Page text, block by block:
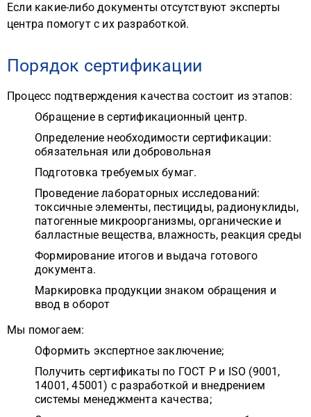
Если какие-либо документы отсутствуют эксперты
центра помогут с их разработкой.
Порядок сертификации
Процесс подтверждения качества состоит из этапов:
Обращение в сертификационный центр.
Определение необходимости сертификации:
обязательная или добровольная
Подготовка требуемых бумаг.
Проведение лабораторных исследований:
токсичные элементы, пестициды, радионуклиды,
патогенные микроорганизмы, органические и
балластные вещества, влажность, реакция среды
Формирование итогов и выдача готового
документа.
Маркировка продукции знаком обращения и
ввод в оборот
Мы помогаем:
Оформить экспертное заключение;
Получить сертификаты по ГОСТ Р и ISO (9001,
14001, 45001) с разработкой и внедрением
системы менеджмента качества;